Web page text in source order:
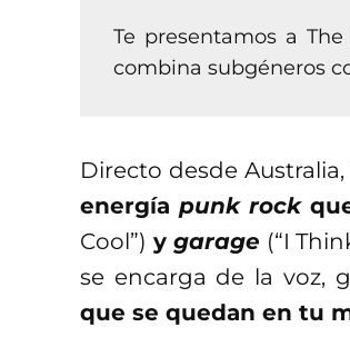
Te presentamos a
combina subgéneros
Directo desde
energía punk rock
Cool”) y garage (“I
se encarga de la voz,
que se quedan en tu